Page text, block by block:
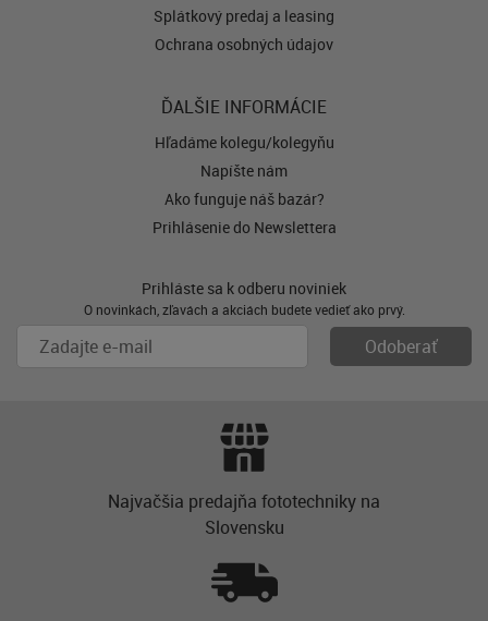
Splátkový predaj a leasing
Ochrana osobných údajov
ĎALŠIE INFORMÁCIE
Hľadáme kolegu/kolegyňu
Napíšte nám
Ako funguje náš bazár?
Prihlásenie do Newslettera
Prihláste sa k odberu noviniek
O novinkách, zľavách a akciách budete vedieť ako prvý.
Najvačšia predajňa fototechniky na
Slovensku